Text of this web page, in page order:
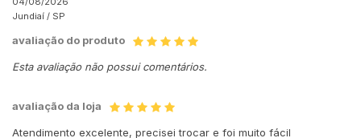
Jundiaí / SP
avaliação do produto
Esta avaliação não possui comentários.
avaliação da loja
Atendimento excelente, precisei trocar e foi muito fácil